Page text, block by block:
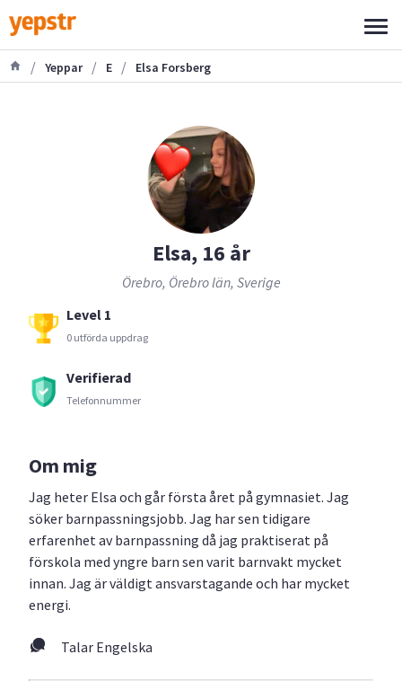
/ Yeppar / E / Elsa Forsberg
Elsa, 16 år
Örebro, Örebro län, Sverige
Level 1
0 utförda uppdrag
Verifierad
Telefonnummer
Om mig
Jag heter Elsa och går första året på gymnasiet. Jag
söker barnpassningsjobb. Jag har sen tidigare
erfarenhet av barnpassning då jag praktiserat på
förskola med yngre barn sen varit barnvakt mycket
innan. Jag är väldigt ansvarstagande och har mycket
energi.
Talar Engelska